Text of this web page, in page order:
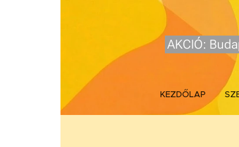
AKCIÓ:
KEZDŐLAP